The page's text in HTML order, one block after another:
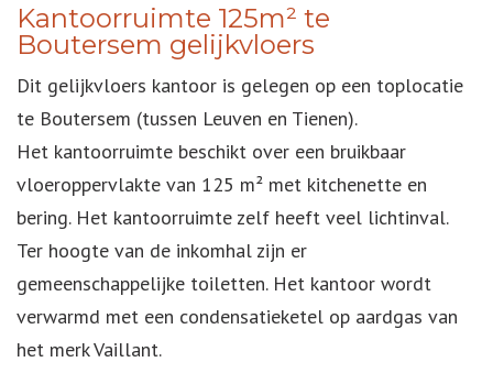
OMSCHRIJVING
Kantoorruimte 125m² te
Boutersem gelijkvloers
Dit gelijkvloers kantoor is gelegen op een toplocatie
te Boutersem (tussen Leuven en Tienen).
Het kantoorruimte beschikt over een bruikbaar
vloeroppervlakte van 125 m² met kitchenette en
bering. Het kantoorruimte zelf heeft veel lichtinval.
Ter hoogte van de inkomhal zijn er
gemeenschappelijke toiletten. Het kantoor wordt
verwarmd met een condensatieketel op aardgas van
het merk Vaillant.